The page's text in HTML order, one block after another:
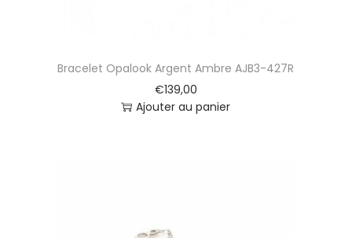
Bracelet Opalook Argent Ambre AJB3-427R
€139,00
Ajouter au panier